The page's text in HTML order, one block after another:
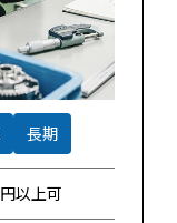
長期
以上可